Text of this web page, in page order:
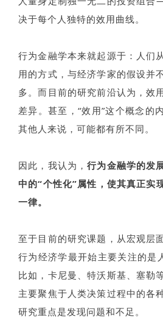
决于每个人独特的效用曲线。
行为金融学本来就起源于：人们
用的方式，与经济学家的假设并
多。而目前的研究前沿认为，效
差异。甚至，“效用”这个概念的
其他人来说，可能都有所不同。
因此，我认为，行为金融学的发
中的“个性化”属性，使其真正实
一律。
至于目前的研究课题，从宏观层
行为经济学最开始主要关注的是
比如，卡尼曼、特沃斯基、塞勒
主要聚焦于人类决策过程中的各
研究重点是发现问题和不足。